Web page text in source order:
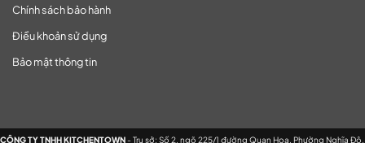
Chính sách bảo hành
Điều khoản sử dụng
Bảo mật thông tin
CÔNG TY TNHH KITCHENTOWN- Trụ sở: Số 2, ngõ 225/1 đường Quan Hoa, Phường Nghĩa Đô,